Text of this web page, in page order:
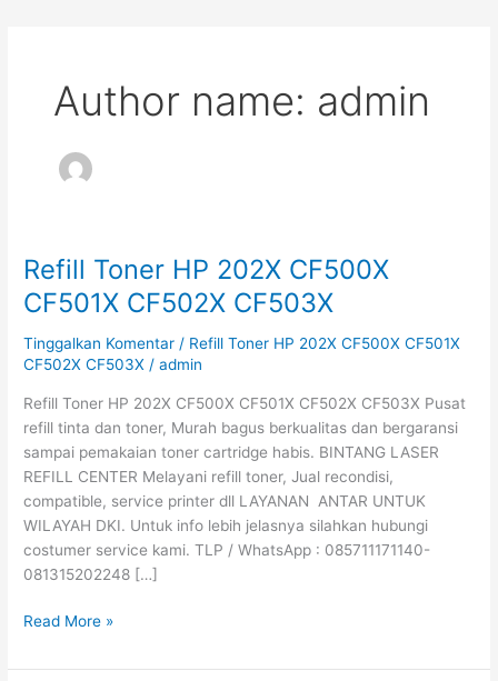
Author name: admin
Refill Toner HP 202X CF500X
CF501X CF502X CF503X
Tinggalkan Komentar / Refill Toner HP 202X CF500X CF501X
CF502X CF503X /admin
Refill Toner HP 202X CF500X CF501X CF502X CF503X Pusat
refill tinta dan toner, Murah bagus berkualitas dan bergaransi
sampai pemakaian toner cartridge habis. BINTANG LASER
REFILL CENTER Melayani refill toner, Jual recondisi,
compatible, service printer dll LAYANAN ANTAR UNTUK
WILAYAH DKI. Untuk info lebih jelasnya silahkan hubungi
costumer service kami. TLP / WhatsApp : 085711171140-
081315202248 […]
Refill
Toner
HP
202X
CF500X
CF502X
CF503X
Read More »